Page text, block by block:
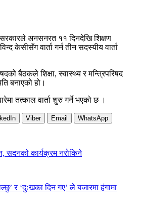
अनसनरत ११ दिनदेखि शिक्षण
केसीसँग वार्ता गर्न तीन सदस्यीय वार्ता
बैठकले शिक्षा, स्वास्थ्य र मन्त्रिपरिषद
बनाएको हो।
तत्काल वार्ता शुरु गर्ने भएको छ ।
Viber Email WhatsApp
सदनको कार्यक्रम नरोकिने
र ‘दुःखका दिन गए’ ले बजारमा हंगामा